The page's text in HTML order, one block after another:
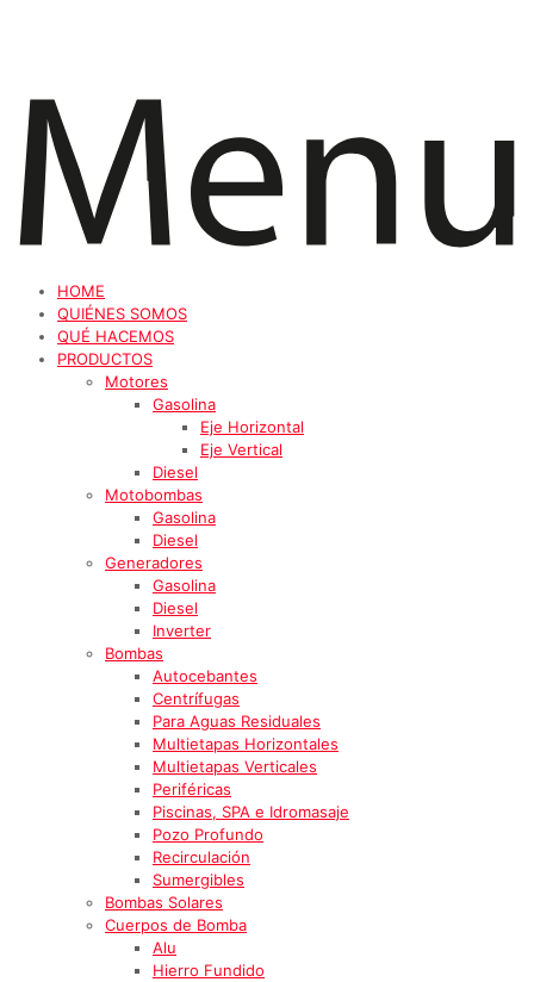
HOME
QUIÉNES SOMOS
QUÉ HACEMOS
PRODUCTOS
Motores
Gasolina
Eje Horizontal
Eje Vertical
Diesel
Motobombas
Gasolina
Diesel
Generadores
Gasolina
Diesel
Inverter
Bombas
Autocebantes
Centrífugas
Para Aguas Residuales
Multietapas Horizontales
Multietapas Verticales
Periféricas
Piscinas, SPA e Idromasaje
Pozo Profundo
Recirculación
Sumergibles
Bombas Solares
Cuerpos de Bomba
Alu
Hierro Fundido